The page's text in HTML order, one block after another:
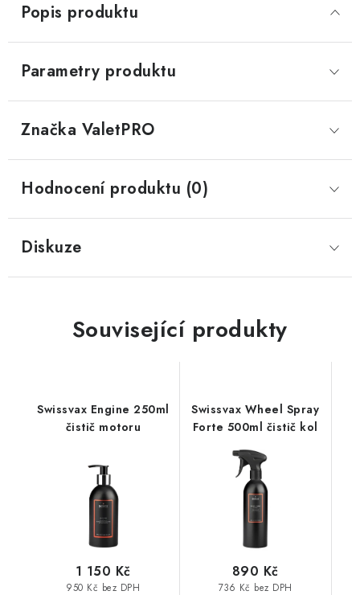
Popis produktu
Parametry produktu
Značka ValetPRO
Hodnocení produktu (0)
Diskuze
Související produkty
Swissvax Engine 250ml
čistič motoru
950 Kč bez DPH
1 150 Kč
Swissvax Wheel Spray
Forte 500ml čistič kol
736 Kč bez DPH
890 Kč